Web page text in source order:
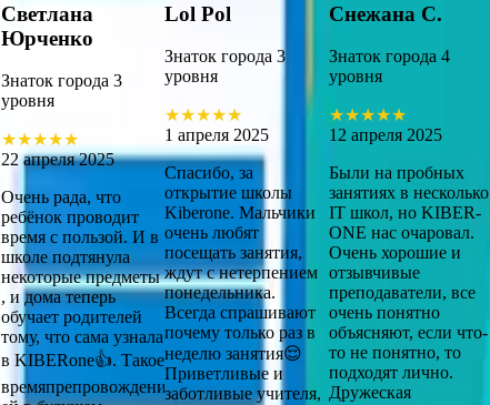
Светлана
Юрченко
Знаток города 3
уровня
★★★★★
22 апреля 2025
Очень рада, что
ребёнок проводит
время с пользой. И в
школе подтянула
некоторые предметы
, и дома теперь
обучает родителей
тому, что сама узнала
в KIBERone👍. Такое
времяпрепровождение
Lol Pol
Знаток города 3
уровня
★★★★★
1 апреля 2025
Спасибо, за
открытие школы
Kiberone. Мальчики
очень любят
посещать занятия,
ждут с нетерпением
понедельника.
Всегда спрашивают
почему только раз в
неделю занятия😌
Приветливые и
заботливые учителя,
Снежана С.
Знаток города 4
уровня
★★★★★
12 апреля 2025
Были на пробных
занятиях в несколько
IT школ, но KIBER-
ONE нас очаровал.
Очень хорошие и
отзывчивые
преподаватели, все
очень понятно
объясняют, если что-
то не понятно, то
подходят лично.
Дружеская